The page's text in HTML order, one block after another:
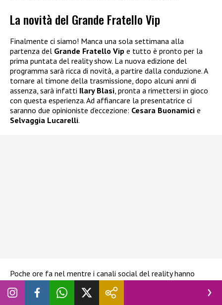
La novità del Grande Fratello Vip
Finalmente ci siamo! Manca una sola settimana alla
partenza del Grande Fratello Vip e tutto è pronto per la
prima puntata del reality show. La nuova edizione del
programma sarà ricca di novità, a partire dalla conduzione. A
tornare al timone della trasmissione, dopo alcuni anni di
assenza, sarà infatti Ilary Blasi, pronta a rimettersi in gioco
con questa esperienza. Ad affiancare la presentatrice ci
saranno due opinioniste d’eccezione: Cesara Buonamici e
Selvaggia Lucarelli.
Poche ore fa nel mentre i canali social del reality hanno
annunciato il cast di concorrenti e di certo ne vedremo di
belle. Saranno 16 i Vipponi che varcheranno la porta rossa e i